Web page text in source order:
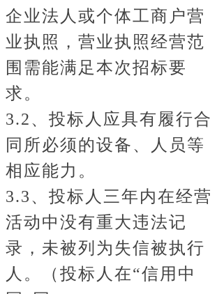
企业法人或个体工商户营
业执照，营业执照经营范
围需能满足本次招标要
求。
3.2、投标人应具有履行合
同所必须的设备、人员等
相应能力。
3.3、投标人三年内在经营
活动中没有重大违法记
录，未被列为失信被执行
人。（投标人在“信用中